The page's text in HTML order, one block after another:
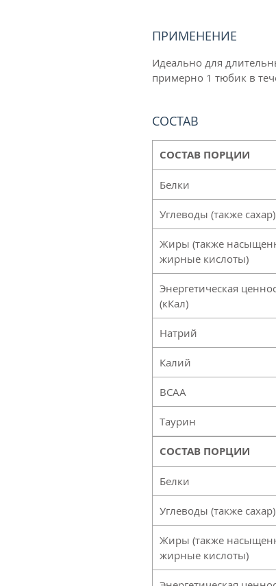
ПРИМЕНЕНИЕ
Идеально для
примерно 1 тюбик в
СОСТАВ
СОСТАВ ПОРЦИИ
Белки
Углеводы (также сахар)
Жиры (также
жирные кислоты)
Энергетическая
(кКал)
Натрий
Калий
ВСАА
Таурин
СОСТАВ ПОРЦИИ
Белки
Углеводы (также сахар)
Жиры (также
жирные кислоты)